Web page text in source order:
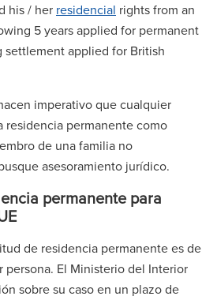
his / her residencial rights from an
5 years applied for permanent
applied for British
imperativo que cualquier
residencia permanente como
de una familia no
asesoramiento jurídico.
permanente para
de residencia permanente es de
persona. El Ministerio del Interior
sobre su caso en un plazo de